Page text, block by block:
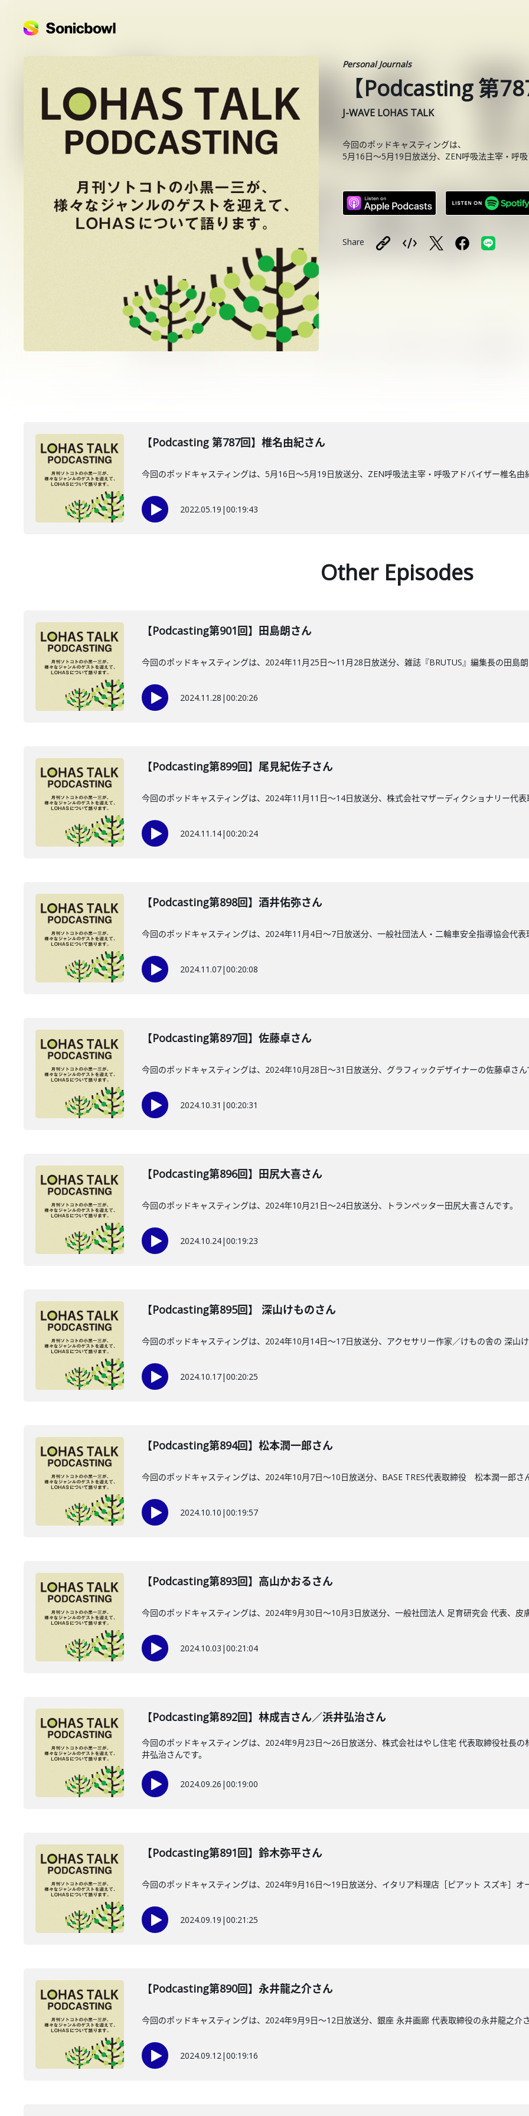
Personal Journals
【Podcasting 第
J-WAVE LOHAS TALK
今回のポッドキャスティングは、
5月16日〜5月19日放送分、ZEN呼吸法主宰・呼
Share
【Podcasting 第787回】椎名由紀さん
今回のポッドキャスティングは、5月16日〜5月19日放送分、ZEN呼吸法主宰・呼吸アドバイザー椎名由
2022.05.19 |00:19:43
Other Episodes
【Podcasting第901回】田島朗さん
今回のポッドキャスティングは、2024年11月25日～11月28日放送分、雑誌『BRUTUS』編集長の田島
2024.11.28 |00:20:26
【Podcasting第899回】尾見紀佐子さん
今回のポッドキャスティングは、2024年11月11日～14日放送分、株式会社マザーディクショナリー代
2024.11.14|00:20:24
【Podcasting第898回】酒井佑弥さん
今回のポッドキャスティングは、2024年11月4日～7日放送分、一般社団法人・二輪車安全指導協会代
2024.11.07|00:20:08
【Podcasting第897回】佐藤卓さん
今回のポッドキャスティングは、2024年10月28日〜31日放送分、グラフィックデザイナーの佐藤卓さん
2024.10.31 |00:20:31
【Podcasting第896回】田尻大喜さん
今回のポッドキャスティングは、2024年10月21日〜24日放送分、トランぺッター田尻大喜さんです。
2024.10.24|00:19:23
【Podcasting第895回】 深山けものさん
今回のポッドキャスティングは、2024年10月14日〜17日放送分、アクセサリー作家／けもの舎の 深山
2024.10.17|00:20:25
【Podcasting第894回】松本潤一郎さん
今回のポッドキャスティングは、2024年10月7日〜10日放送分、BASE TRES代表取締役 松本潤一郎さ
2024.10.10 |00:19:57
【Podcasting第893回】高山かおるさん
今回のポッドキャスティングは、2024年9月30日〜10月3日放送分、一般社団法人 足育研究会 代表、皮
2024.10.03 |00:21:04
【Podcasting第892回】林成吉さん／浜井弘治さん
今回のポッドキャスティングは、2024年9月23日〜26日放送分、株式会社はやし住宅 代表取締役社長
井弘治さんです。
2024.09.26 |00:19:00
【Podcasting第891回】鈴木弥平さん
今回のポッドキャスティングは、2024年9月16日〜19日放送分、イタリア料理店［ピアット スズキ］オ
2024.09.19 |00:21:25
【Podcasting第890回】永井龍之介さん
今回のポッドキャスティングは、2024年9月9日〜12日放送分、銀座 永井画廊 代表取締役の永井龍之介
2024.09.12|00:19:16